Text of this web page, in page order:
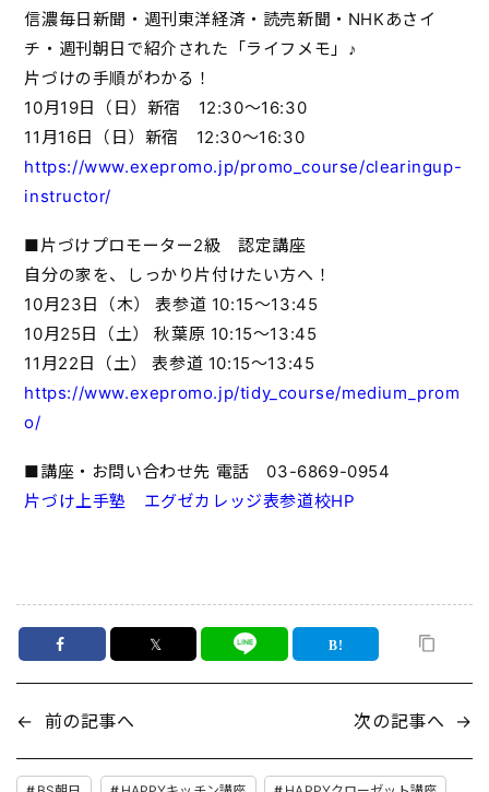
信濃毎日新聞・週刊東洋経済・読売新聞・NHKあさイ
チ・週刊朝日で紹介された「ライフメモ」♪
片づけの手順がわかる！
10月19日（日）新宿 12:30～16:30
11月16日（日）新宿 12:30～16:30
https://www.exepromo.jp/promo_course/clearingup-
instructor/
■片づけプロモーター2級 認定講座
自分の家を、しっかり片付けたい方へ！
10月23日（木） 表参道 10:15～13:45
10月25日（土） 秋葉原 10:15～13:45
11月22日（土） 表参道 10:15～13:45
https://www.exepromo.jp/tidy_course/medium_prom
o/
■講座・お問い合わせ先 電話 03-6869-0954
片づけ上手塾 エグゼカレッジ表参道校HP
𝕏
← 前の記事へ 次の記事へ →